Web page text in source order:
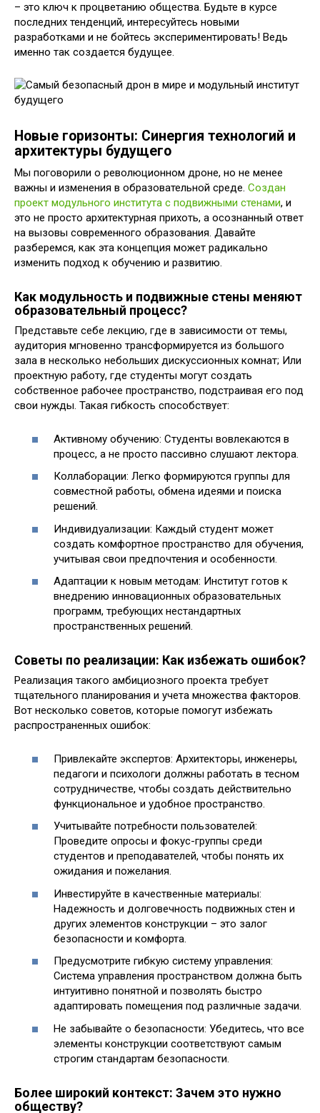
– это ключ к процветанию общества. Будьте в курсе
последних тенденций, интересуйтесь новыми
разработками и не бойтесь экспериментировать! Ведь
именно так создается будущее.
Новые горизонты: Синергия технологий и
архитектуры будущего
Мы поговорили о революционном дроне, но не менее
важны и изменения в образовательной среде. Создан
проект модульного института с подвижными стенами, и
это не просто архитектурная прихоть, а осознанный ответ
на вызовы современного образования. Давайте
разберемся, как эта концепция может радикально
изменить подход к обучению и развитию.
Как модульность и подвижные стены меняют
образовательный процесс?
Представьте себе лекцию, где в зависимости от темы,
аудитория мгновенно трансформируется из большого
зала в несколько небольших дискуссионных комнат; Или
проектную работу, где студенты могут создать
собственное рабочее пространство, подстраивая его под
свои нужды. Такая гибкость способствует:
Активному обучению: Студенты вовлекаются в
процесс, а не просто пассивно слушают лектора.
Коллаборации: Легко формируются группы для
совместной работы, обмена идеями и поиска
решений.
Индивидуализации: Каждый студент может
создать комфортное пространство для обучения,
учитывая свои предпочтения и особенности.
Адаптации к новым методам: Институт готов к
внедрению инновационных образовательных
программ, требующих нестандартных
пространственных решений.
Советы по реализации: Как избежать ошибок?
Реализация такого амбициозного проекта требует
тщательного планирования и учета множества факторов.
Вот несколько советов, которые помогут избежать
распространенных ошибок:
Привлекайте экспертов: Архитекторы, инженеры,
педагоги и психологи должны работать в тесном
сотрудничестве, чтобы создать действительно
функциональное и удобное пространство.
Учитывайте потребности пользователей:
Проведите опросы и фокус-группы среди
студентов и преподавателей, чтобы понять их
ожидания и пожелания.
Инвестируйте в качественные материалы:
Надежность и долговечность подвижных стен и
других элементов конструкции – это залог
безопасности и комфорта.
Предусмотрите гибкую систему управления:
Система управления пространством должна быть
интуитивно понятной и позволять быстро
адаптировать помещения под различные задачи.
Не забывайте о безопасности: Убедитесь, что все
элементы конструкции соответствуют самым
строгим стандартам безопасности.
Более широкий контекст: Зачем это нужно
обществу?